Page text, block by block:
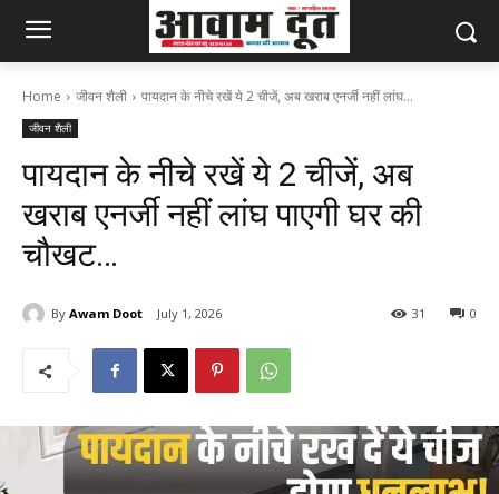
Home जीवन शैली पायदान के नीचे रखें ये 2 चीजें, अब खराब एनर्जी नहीं लांघ...
जीवन शैली
पायदान के नीचे रखें ये 2 चीजें, अब
खराब एनर्जी नहीं लांघ पाएगी घर की
चौखट…
By Awam Doot July 1, 2026 0
31